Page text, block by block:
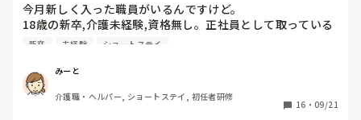
今月新しく入った職員がいるんですけど。
18歳の新卒,介護未経験,資格無し。正社員として取っている
らしいんですけど…
ってるんですよ。希望休じゃなくて主任が日勤帯にいる時に
出勤するシフトになってるらしくて。
新卒 未経験 ショートステイ
みーと
介護職・ヘルパー, ショートステイ, 初任者研修
16 ・ 09/21